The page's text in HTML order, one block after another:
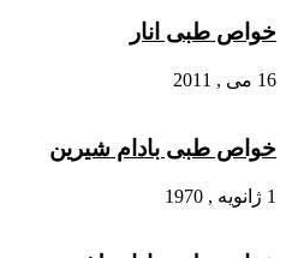
خواص طبی انار
16 می , 2011
خواص طبی بادام شیرین
1 ژانویه , 1970